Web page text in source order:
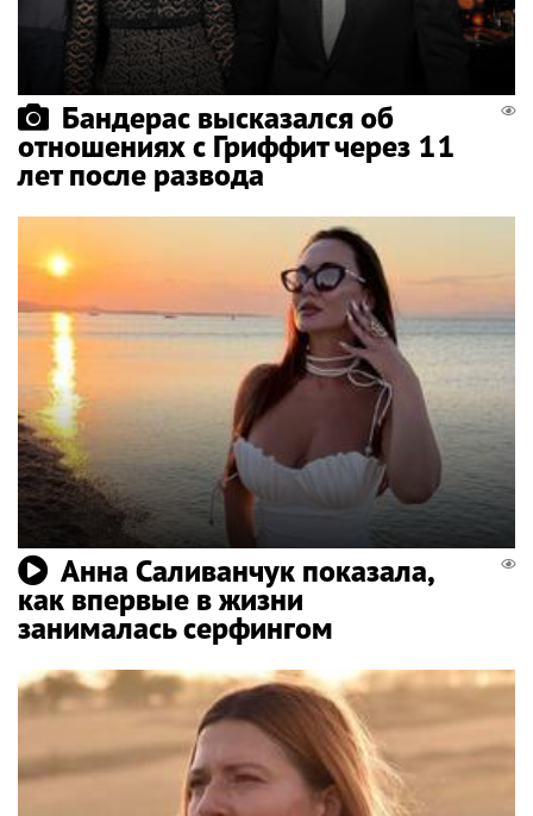
Бандерас высказался об
отношениях с Гриффит через 11
лет после развода
Анна Саливанчук показала,
как впервые в жизни
занималась серфингом